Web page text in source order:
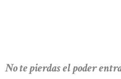
No te pierdas el poder